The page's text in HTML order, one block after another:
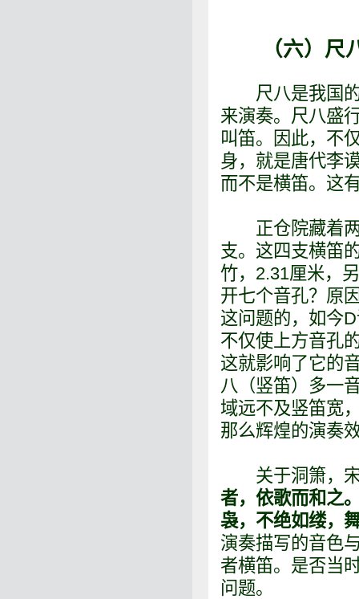
（六）尺
尺八是我国的
来演奏。尺八盛
叫笛。因此，不
身，就是唐代李
而不是横笛。这
正仓院藏着两
支。这四支横笛
竹，2.31厘米，
开七个音孔？原
这问题的，如今
不仅使上方音孔
这就影响了它的
八（竖笛）多一
域远不及竖笛宽
那么辉煌的演奏
关于洞箫，宋
者，依歌而和之
袅，不绝如缕，
演奏描写的音色
者横笛。是否当
问题。